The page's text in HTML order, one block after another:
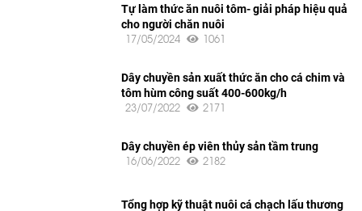
Tự làm thức ăn nuôi tôm- giải pháp hiệu quả
cho người chăn nuôi
17/05/2024 1061
Dây chuyền sản xuất thức ăn cho cá chim và
tôm hùm công suất 400-600kg/h
23/07/2022 2171
Dây chuyền ép viên thủy sản tầm trung
16/06/2022 2182
Tổng hợp kỹ thuật nuôi cá chạch lấu thương